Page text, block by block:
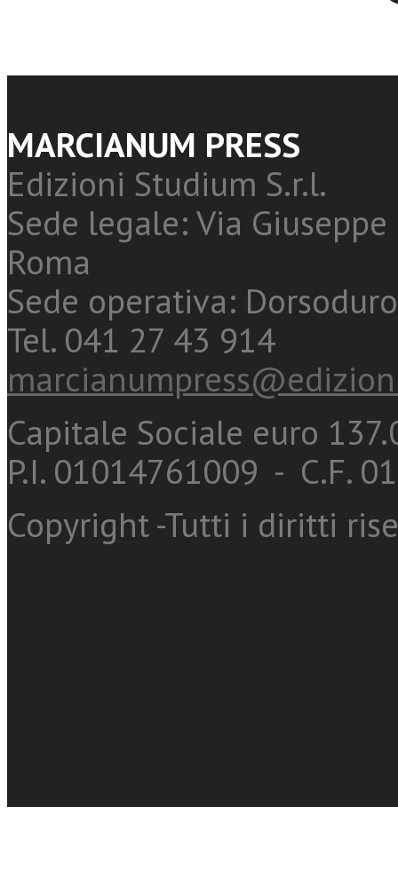
MARCIANUM PRESS
Edizioni Studium S.r.l.
Sede legale: Via
Roma
Sede operativa:
Tel. 041 27 43 914
Capitale Sociale euro
P.I. 01014761009 - C.F.
Copyright -Tutti i diritti